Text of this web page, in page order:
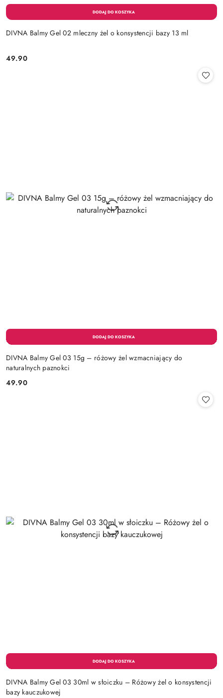
DIVNA Balmy Gel 02 mleczny żel o konsystencji bazy 13 ml
Cena:
49.90
DIVNA Balmy Gel 03 15g – różowy żel wzmacniający do
naturalnych paznokci
Cena:
49.90
DIVNA Balmy Gel 03 30ml w słoiczku – Różowy żel o konsystencji
bazy kauczukowej